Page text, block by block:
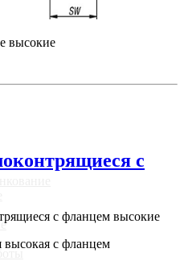
высокие
с
высокая с фланцем